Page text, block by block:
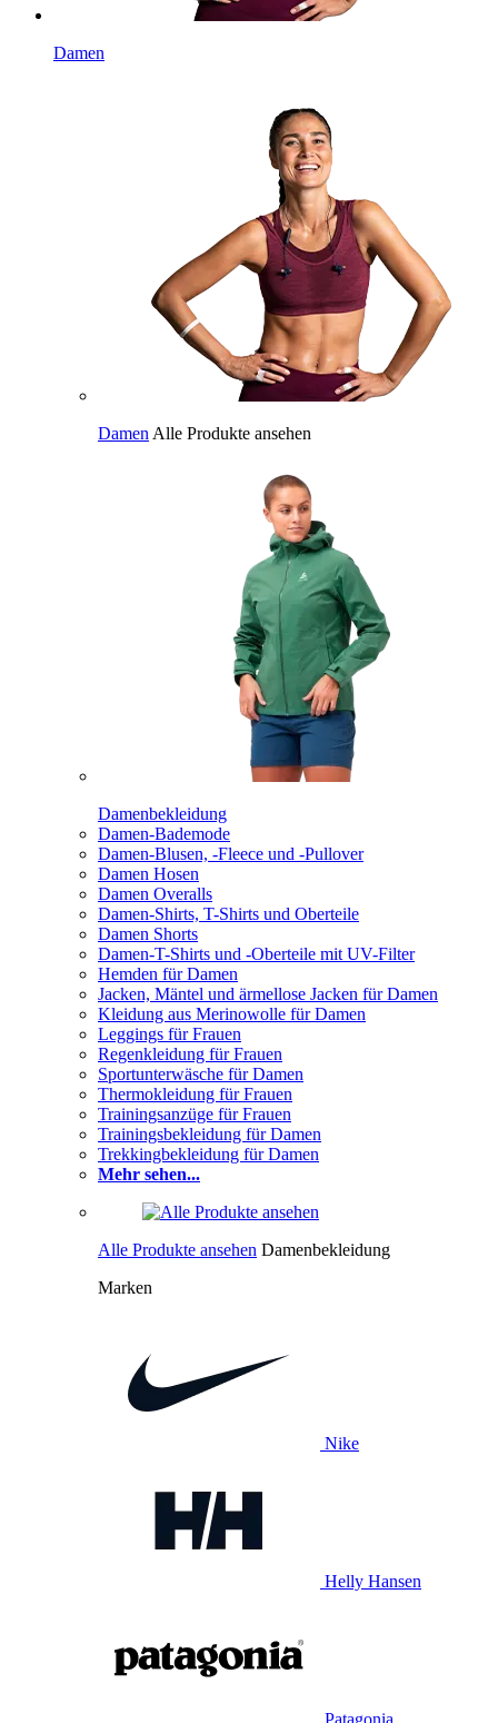
Damen
Damen Alle Produkte ansehen
Damenbekleidung
Damen-Bademode
Damen-Blusen, -Fleece und -Pullover
Damen Hosen
Damen Overalls
Damen-Shirts, T-Shirts und Oberteile
Damen Shorts
Damen-T-Shirts und -Oberteile mit UV-Filter
Hemden für Damen
Jacken, Mäntel und ärmellose Jacken für Damen
Kleidung aus Merinowolle für Damen
Leggings für Frauen
Regenkleidung für Frauen
Sportunterwäsche für Damen
Thermokleidung für Frauen
Trainingsanzüge für Frauen
Trainingsbekleidung für Damen
Trekkingbekleidung für Damen
Mehr sehen...
Alle Produkte ansehen Damenbekleidung
Marken
Nike
Helly Hansen
Patagonia